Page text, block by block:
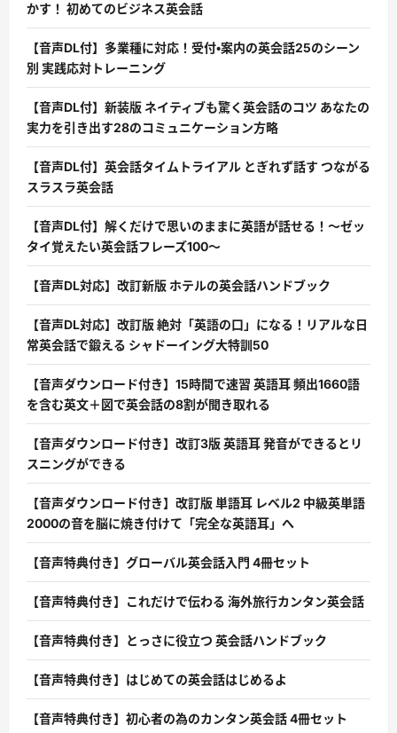
かす！ 初めてのビジネス英会話
【音声DL付】多業種に対応！受付・案内の英会話25のシーン
別 実践応対トレーニング
【音声DL付】新装版 ネイティブも驚く英会話のコツ あなたの
実力を引き出す28のコミュニケーション方略
【音声DL付】英会話タイムトライアル とぎれず話す つながる
スラスラ英会話
【音声DL付】解くだけで思いのままに英語が話せる！〜ゼッ
タイ覚えたい英会話フレーズ100〜
【音声DL対応】改訂新版 ホテルの英会話ハンドブック
【音声DL対応】改訂版 絶対「英語の口」になる！リアルな日
常英会話で鍛える シャドーイング大特訓50
【音声ダウンロード付き】15時間で速習 英語耳 頻出1660語
を含む英文＋図で英会話の8割が聞き取れる
【音声ダウンロード付き】改訂3版 英語耳 発音ができるとリ
スニングができる
【音声ダウンロード付き】改訂版 単語耳 レベル2 中級英単語
2000の音を脳に焼き付けて「完全な英語耳」へ
【音声特典付き】グローバル英会話入門 4冊セット
【音声特典付き】これだけで伝わる 海外旅行カンタン英会話
【音声特典付き】とっさに役立つ 英会話ハンドブック
【音声特典付き】はじめての英会話はじめるよ
【音声特典付き】初心者の為のカンタン英会話 4冊セット